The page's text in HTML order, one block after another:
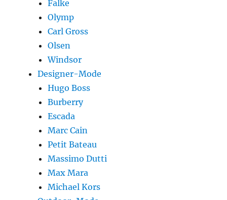
Falke
Olymp
Carl Gross
Olsen
Windsor
Designer-Mode
Hugo Boss
Burberry
Escada
Marc Cain
Petit Bateau
Massimo Dutti
Max Mara
Michael Kors